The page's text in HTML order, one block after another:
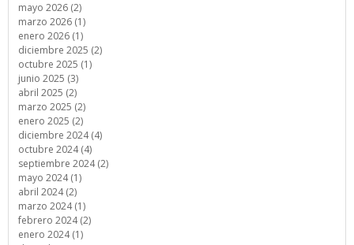
mayo 2026 (2)
marzo 2026 (1)
enero 2026 (1)
diciembre 2025 (2)
octubre 2025 (1)
junio 2025 (3)
abril 2025 (2)
marzo 2025 (2)
enero 2025 (2)
diciembre 2024 (4)
octubre 2024 (4)
septiembre 2024 (2)
mayo 2024 (1)
abril 2024 (2)
marzo 2024 (1)
febrero 2024 (2)
enero 2024 (1)